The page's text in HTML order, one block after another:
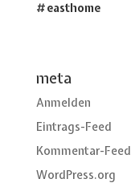
#easthome
meta
Anmelden
Eintrags-Feed
Kommentar-Feed
WordPress.org